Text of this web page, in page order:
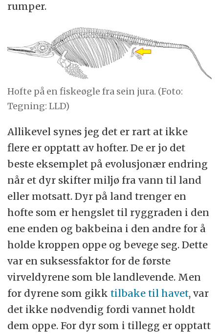
rumper.
Hofte på en fiskeøgle fra sein jura. (Foto:
Tegning: LLD)
Allikevel synes jeg det er rart at ikke
flere er opptatt av hofter. De er jo det
beste eksemplet på evolusjonær endring
når et dyr skifter miljø fra vann til land
eller motsatt. Dyr på land trenger en
hofte som er hengslet til ryggraden i den
ene enden og bakbeina i den andre for å
holde kroppen oppe og bevege seg. Dette
var en suksessfaktor for de første
virveldyrene som ble landlevende. Men
for dyrene som gikktilbake til havet, var
det ikke nødvendig fordi vannet holdt
dem oppe. For dyr som i tillegg er opptatt